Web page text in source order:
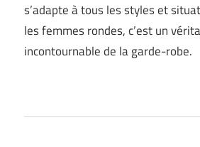
s’adapte à tous les styles et
les femmes rondes, c’est un
incontournable de la garde-robe.